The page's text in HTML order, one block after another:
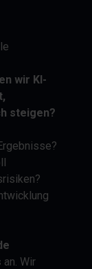
wir KI-
steigen?
an. Wir